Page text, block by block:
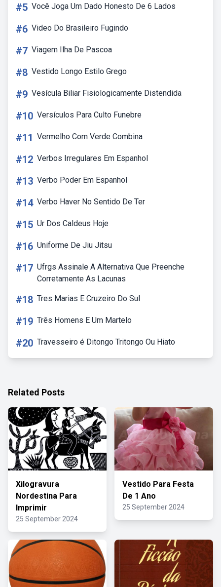
#5 Você Joga Um Dado Honesto De 6 Lados
#6 Video Do Brasileiro Fugindo
#7 Viagem Ilha De Pascoa
#8 Vestido Longo Estilo Grego
#9 Vesícula Biliar Fisiologicamente Distendida
#10 Versículos Para Culto Funebre
#11 Vermelho Com Verde Combina
#12 Verbos Irregulares Em Espanhol
#13 Verbo Poder Em Espanhol
#14 Verbo Haver No Sentido De Ter
#15 Ur Dos Caldeus Hoje
#16 Uniforme De Jiu Jitsu
#17 Ufrgs Assinale A Alternativa Que Preenche
Corretamente As Lacunas
#18 Tres Marias E Cruzeiro Do Sul
#19 Três Homens E Um Martelo
#20 Travesseiro é Ditongo Tritongo Ou Hiato
Related Posts
Xilogravura
Nordestina Para
Imprimir
25 September 2024
Vestido Para Festa
De 1 Ano
25 September 2024